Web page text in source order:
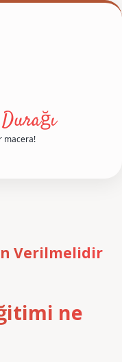
macera!
Verilmelidir
ne